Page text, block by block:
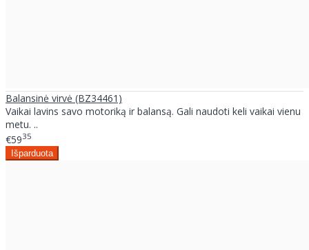
Balansinė virvė (BZ34461)
Vaikai lavins savo motoriką ir balansą. Gali naudoti keli vaikai vienu
metu. ..
€5935